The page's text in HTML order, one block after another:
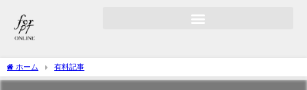
ホーム 有料記事